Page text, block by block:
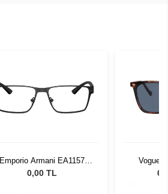
Emporio Armani EA1157
3001 55
0,00 TL
Vogue